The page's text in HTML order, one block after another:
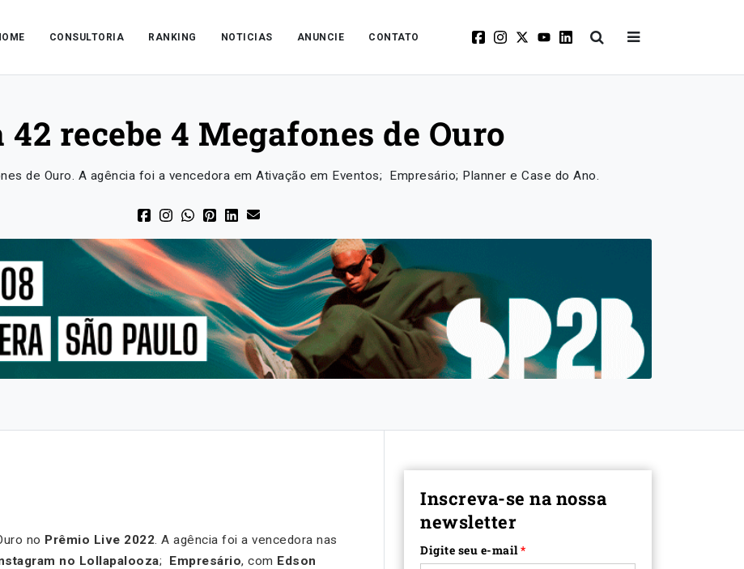
CONSULTORIA RANKING NOTICIAS ANUNCIE CONTATO
42 recebe 4 Megafones de Ouro
de Ouro. A agência foi a vencedora em Ativação em Eventos; Empresário; Planner e Case do Ano.
no Prêmio Live 2022. A agência foi a vencedora nas
no Lollapalooza; Empresário, com Edson
Inscreva-se na nossa
newsletter
Digite seu e-mail*